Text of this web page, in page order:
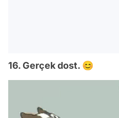
16. Gerçek dost. 😊